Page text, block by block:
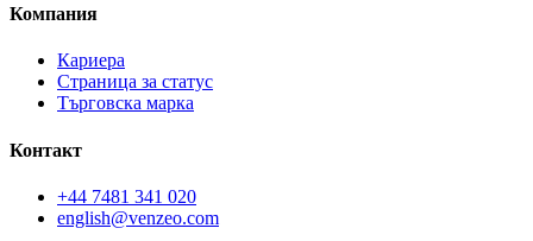
Компания
Кариера
Страница за статус
Търговска марка
Контакт
+44 7481 341 020
english@venzeo.com